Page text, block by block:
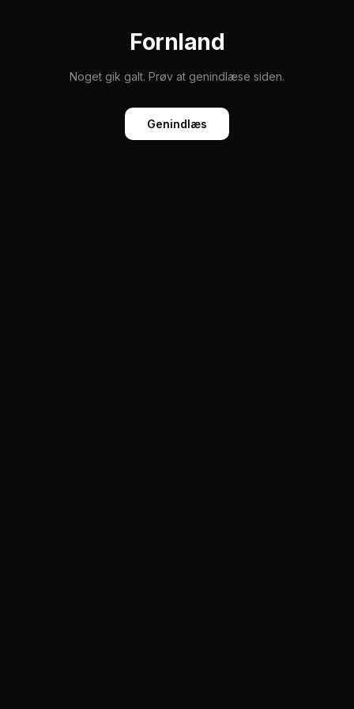
Fornland
Noget gik galt. Prøv at genindlæse siden.
Genindlæs